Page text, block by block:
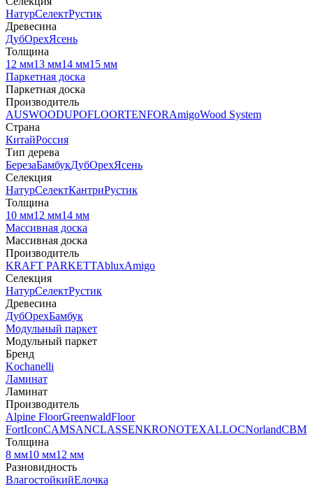
НатурСелектРустик
Древесина
ДубОрехЯсень
Толщина
12 мм13 мм14 мм15 мм
Паркетная доска
Паркетная доска
Производитель
AUSWOODUPOFLOORTENFORAmigoWood System
Страна
КитайРоссия
Тип дерева
БерезаБамбукДубОрехЯсень
Селекция
НатурСелектКантриРустик
Толщина
10 мм12 мм14 мм
Массивная доска
Массивная доска
Производитель
KRAFT PARKETTAbluxAmigo
Селекция
НатурСелектРустик
Древесина
ДубОрехБамбук
Модульный паркет
Модульный паркет
Бренд
Kochanelli
Ламинат
Ламинат
Производитель
Alpine FloorGreenwaldFloor
FortIconCAMSANCLASSENKRONOTEXALLOCNorlandCBM
Толщина
8 мм10 мм12 мм
Разновидность
ВлагостойкийЕлочка